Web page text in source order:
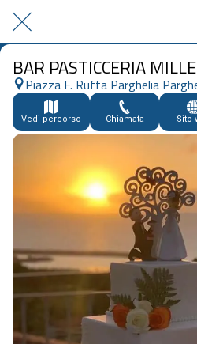
BAR PASTICCERIA
Piazza F. Ruffa Parghelia
Vedi percorso Chiamata Sito